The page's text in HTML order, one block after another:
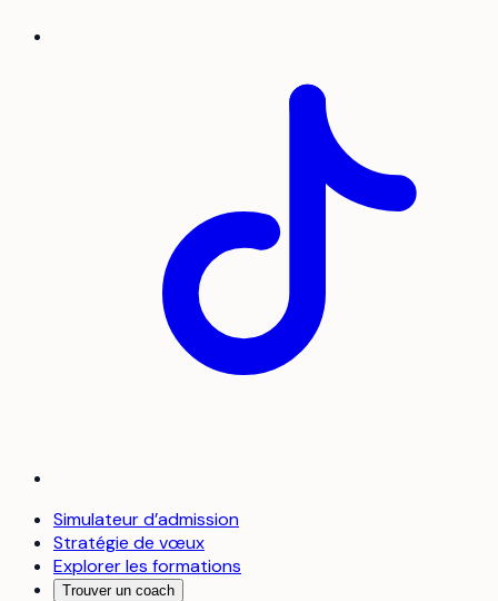
Simulateur d’admission
Stratégie de vœux
Explorer les formations
Trouver un coach